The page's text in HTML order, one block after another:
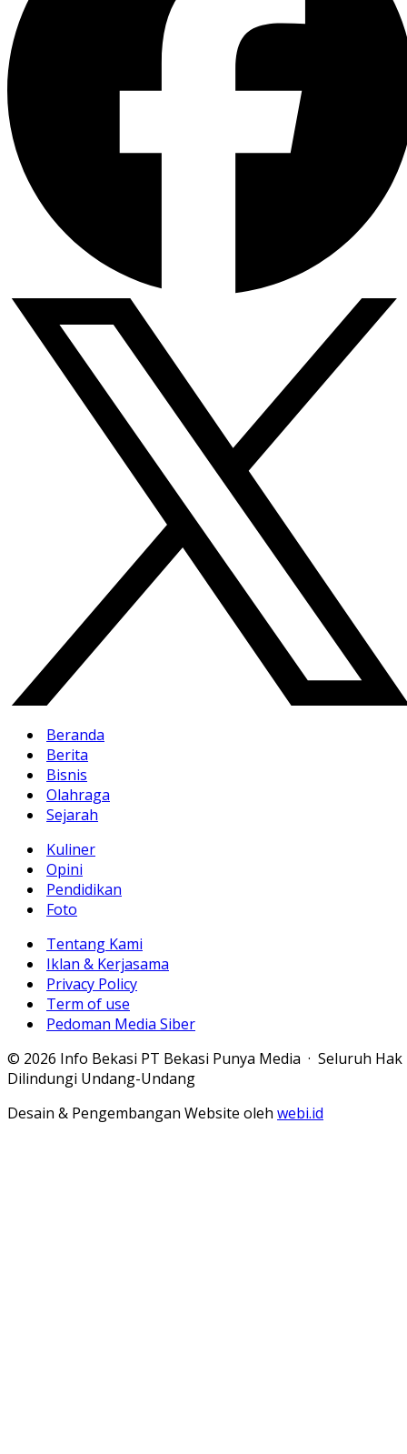
Beranda
Berita
Bisnis
Olahraga
Sejarah
Kuliner
Opini
Pendidikan
Foto
Tentang Kami
Iklan & Kerjasama
Privacy Policy
Term of use
Pedoman Media Siber
© 2026 Info Bekasi PT Bekasi Punya Media · Seluruh Hak
Dilindungi Undang-Undang
Desain & Pengembangan Website oleh webi.id